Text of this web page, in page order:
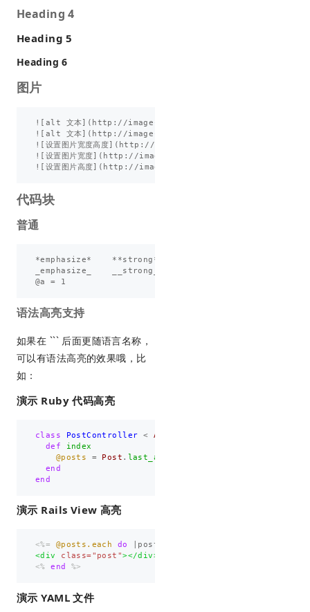
Heading 4
Heading 5
Heading 6
图片
![alt 文本](http://image-path.png)
![alt 文本](http://image-path.png "图片 Title 值")
![设置图片宽度高度](http://image-path.png =300x200)
![设置图片宽度](http://image-path.png =300x)
代码块
普通
*emphasize*    **strong**
_emphasize_    __strong__
语法高亮支持
如果在 ``` 后面更随语言名称，
可以有语法高亮的效果哦，比
如：
演示 Ruby 代码高亮
class PostController <
ApplicationController
def
index
@posts
= Post . last_actived
end
end
演示 Rails View 高亮
<%= @posts.each do post
<div
class="post"></div>
<%
end %>
演示 YAML 文件